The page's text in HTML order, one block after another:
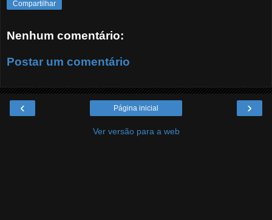
Compartilhar
Nenhum comentário:
Postar um comentário
‹ ›
Página inicial
Ver versão para a web